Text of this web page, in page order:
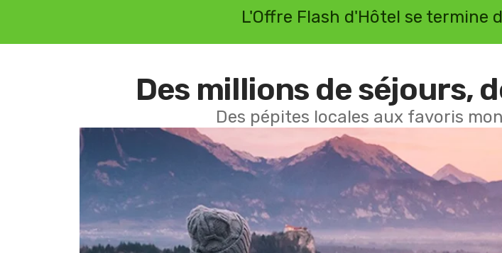
L'Offre Flash d'Hôtel se termine
Des millions de séjours,
Des pépites locales aux favoris